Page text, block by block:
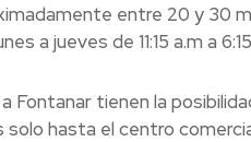
entre 20 y 30
a jueves de 11:15 a.m a
Fontanar tienen la
hasta el centro